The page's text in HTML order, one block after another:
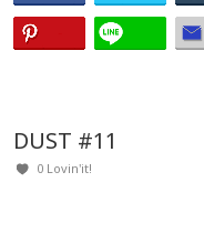
DUST #11
0 Lovin'it!